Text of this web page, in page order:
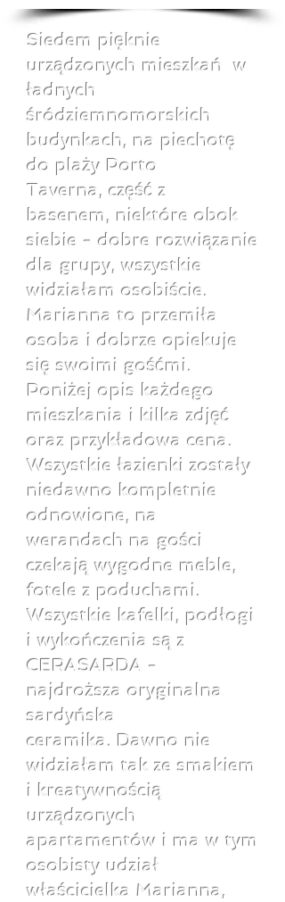
Siedem pięknie
urządzonych mieszkań w
ładnych
śródziemnomorskich
budynkach, na piechotę
do plaży Porto
Taverna, część z
basenem, niektóre obok
siebie - dobre rozwiązanie
dla grupy, wszystkie
widziałam osobiście.
Marianna to przemiła
osoba i dobrze opiekuje
się swoimi gośćmi.
Poniżej opis każdego
mieszkania i kilka zdjęć
oraz przykładowa cena.
Wszystkie łazienki zostały
niedawno kompletnie
odnowione, na
werandach na gości
czekają wygodne meble,
fotele z poduchami.
Wszystkie kafelki, podłogi
i wykończenia są z
CERASARDA -
najdroższa oryginalna
sardyńska
ceramika. Dawno nie
widziałam tak ze smakiem
i kreatywnością
urządzonych
apartamentów i ma w tym
osobisty udział
właścicielka Marianna,